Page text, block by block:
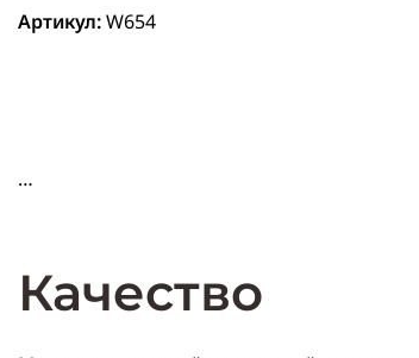
Артикул:W654
Качество